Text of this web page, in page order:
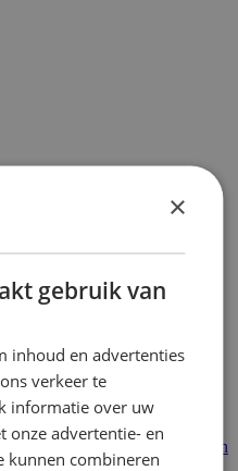
met 5 etages, 600 kg
×
gebruik van
inhoud en advertenties
verkeer te
informatie over uw
onze advertentie- en
kunnen combineren